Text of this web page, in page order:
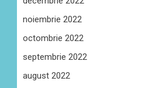
noiembrie 2022
octombrie 2022
septembrie 2022
august 2022